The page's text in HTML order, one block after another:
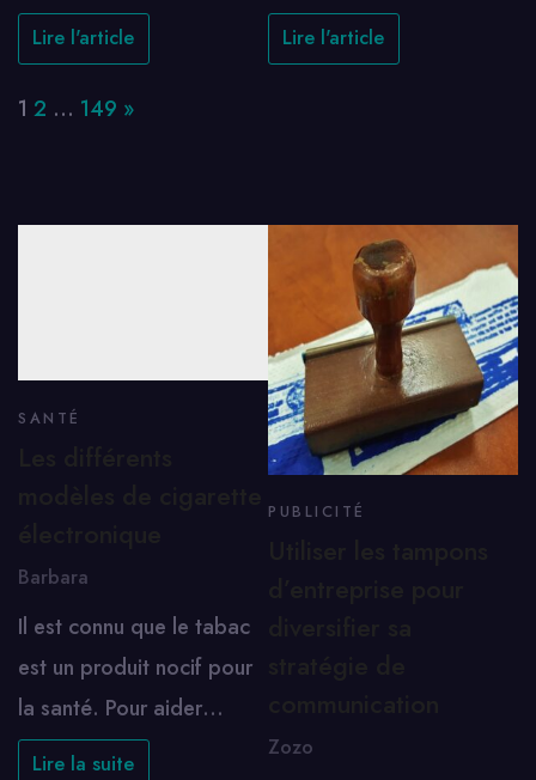
Lire l'article Lire l'article
Page:
1 2 … 149 Next
»
SANTÉ
Barbara
Il est connu que le tabac
est un produit nocif pour
la santé. Pour aider…
Lire la suite
PUBLICITÉ
Zozo